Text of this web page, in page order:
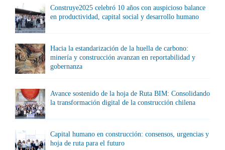
Construye2025 celebró 10 años con auspicioso balance
en productividad, capital social y desarrollo humano
Hacia la estandarización de la huella de carbono:
minería y construcción avanzan en reportabilidad y
gobernanza
Avance sostenido de la hoja de Ruta BIM: Consolidando
la transformación digital de la construcción chilena
Capital humano en construcción: consensos, urgencias y
hoja de ruta para el futuro